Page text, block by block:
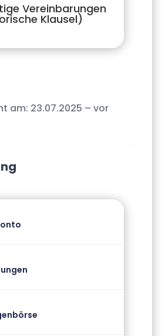
Vereinbarungen
Klausel)
am: 23.07.2025 – vor